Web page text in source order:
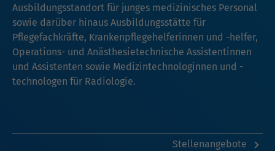
Ausbildungsstandort für junges medizinisches Personal
sowie darüber hinaus Ausbildungsstätte für
Pflegefachkräfte, Krankenpflegehelferinnen und -helfer,
Operations- und Anästhesietechnische Assistentinnen
und Assistenten sowie Medizintechnologinnen und -
technologen für Radiologie.
Stellenangebote